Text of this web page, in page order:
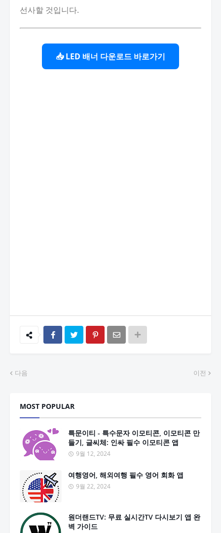
선사할 것입니다.
📥 LED 배너 다운로드 바로가기
다음 이전
MOST POPULAR
특문이티 - 특수문자 이모티콘, 이모티콘 만
들기, 글씨체: 인싸 필수 이모티콘 앱
9월 12, 2024
여행영어, 해외여행 필수 영어 회화 앱
9월 22, 2024
원더랜드TV: 무료 실시간TV 다시보기 앱 완
벽 가이드